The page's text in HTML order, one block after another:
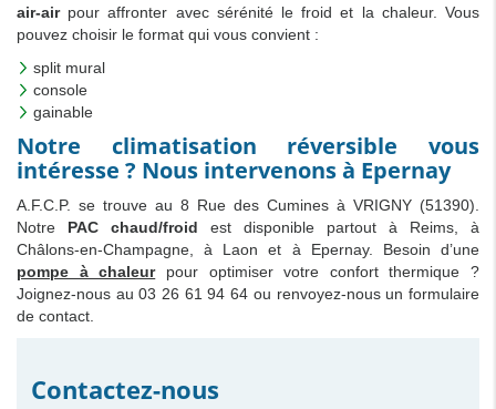
air-airpour affronter avec sérénité le froid et la chaleur. Vous
pouvez choisir le format qui vous convient :
split mural
console
gainable
Notre climatisation réversible vous
intéresse ? Nous intervenons à Epernay
A.F.C.P. se trouve au 8 Rue des Cumines à VRIGNY (51390).
Notre PAC chaud/froid est disponible partout à Reims, à
Châlons-en-Champagne, à Laon et à Epernay. Besoin d’une
pompe à chaleurpour optimiser votre confort thermique ?
Joignez-nous au 03 26 61 94 64 ou renvoyez-nous un formulaire
de contact.
Contactez-nous